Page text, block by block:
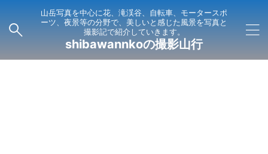
山岳写真を中心に花、滝渓谷、自転車、モータースポ
ーツ、夜景等の分野で、美しいと感じた風景を写真と
撮影記で紹介していきます。
shibawannkoの撮影山行